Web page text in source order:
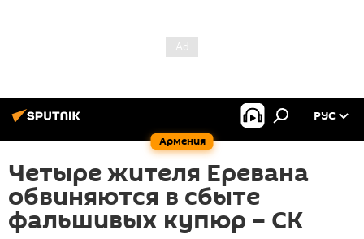
Армения
РУС
Четыре жителя Еревана
обвиняются в сбыте
фальшивых купюр – СК